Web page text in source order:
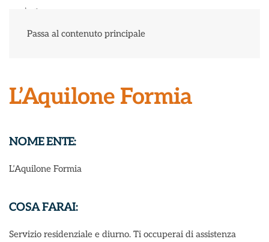
Passa al contenuto principale
L’Aquilone Formia
NOME ENTE:
L’Aquilone Formia
COSA FARAI:
Servizio residenziale e diurno. Ti occuperai di assistenza